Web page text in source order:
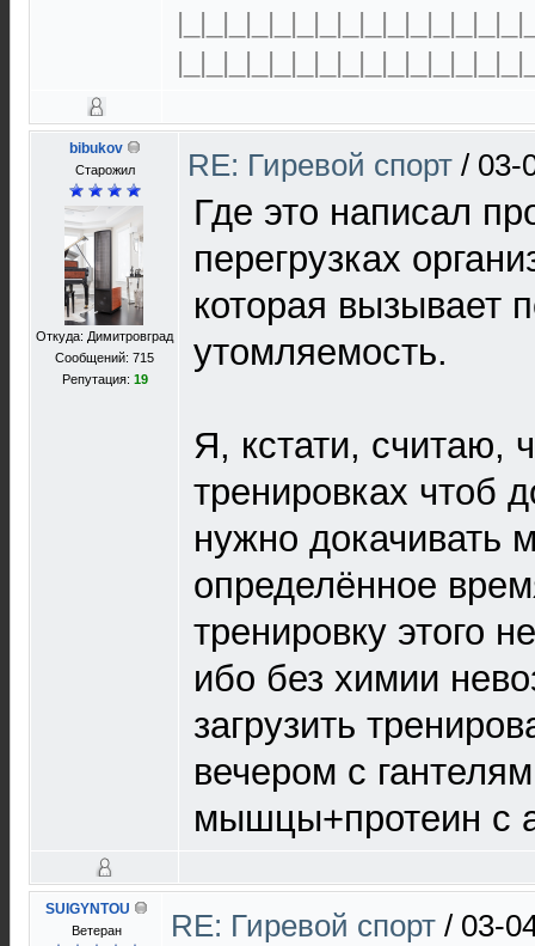
bibukov
Старожил
Откуда: Димитровград
Сообщений: 715
Репутация: 19
RE: Гиревой спорт / 03-
Где это написал
перегрузках
которая вызывает
утомляемость.
Я, кстати, считаю,
тренировках чтоб
нужно докачивать
определённое
тренировку этого
ибо без химии
загрузить
вечером с
мышцы+протеин с
SUIGYNTOU
Ветеран RE: Гиревой спорт / 03-